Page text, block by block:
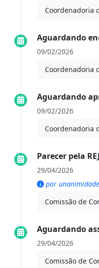
Coordenadoria
Aguardando
09/02/2026
Coordenadoria
Aguardando
09/02/2026
Coordenadoria
Parecer pela
29/04/2026
por unanimidade
Comissão de
Aguardando
29/04/2026
Comissão de